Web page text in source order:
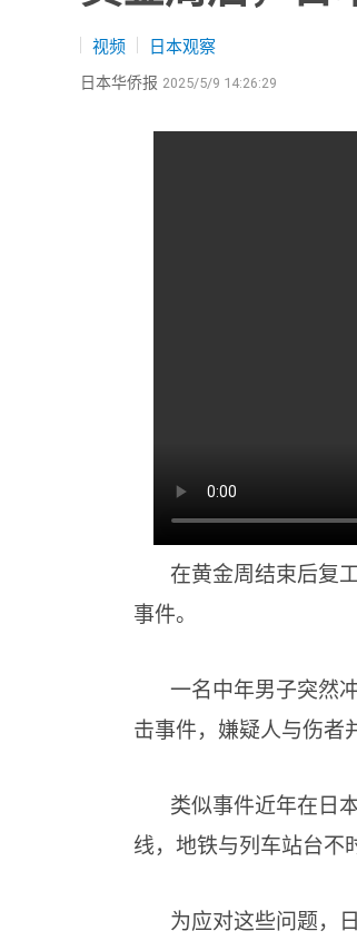
视频 日本观察
日本华侨报 2025/5/9 14:26:29
在黄金周结束后复
事件。
一名中年男子突然
击事件，嫌疑人与伤者
类似事件近年在日
线，地铁与列车站台不
为应对这些问题，